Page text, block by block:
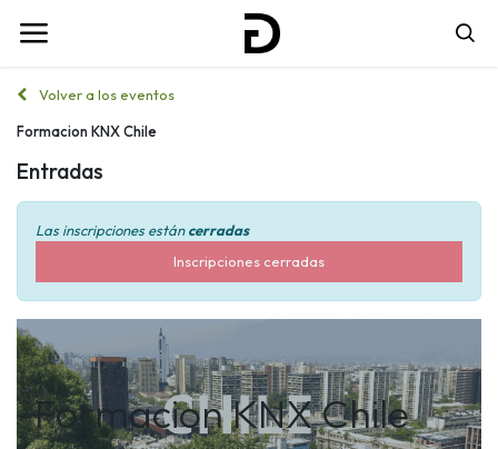
Volver a los eventos
Formacion KNX Chile
Entradas
Las inscripciones estáncerradas
Inscripciones cerradas
Formacion KNX Chile